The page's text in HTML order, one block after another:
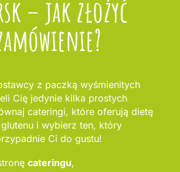
– jak złożyć
z paczką wyśmienitych
Cię jedynie kilka prostych
cateringi, które oferują dietę
i wybierz ten, który
Ci do gustu!
cateringu,